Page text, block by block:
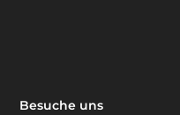
Besuche uns